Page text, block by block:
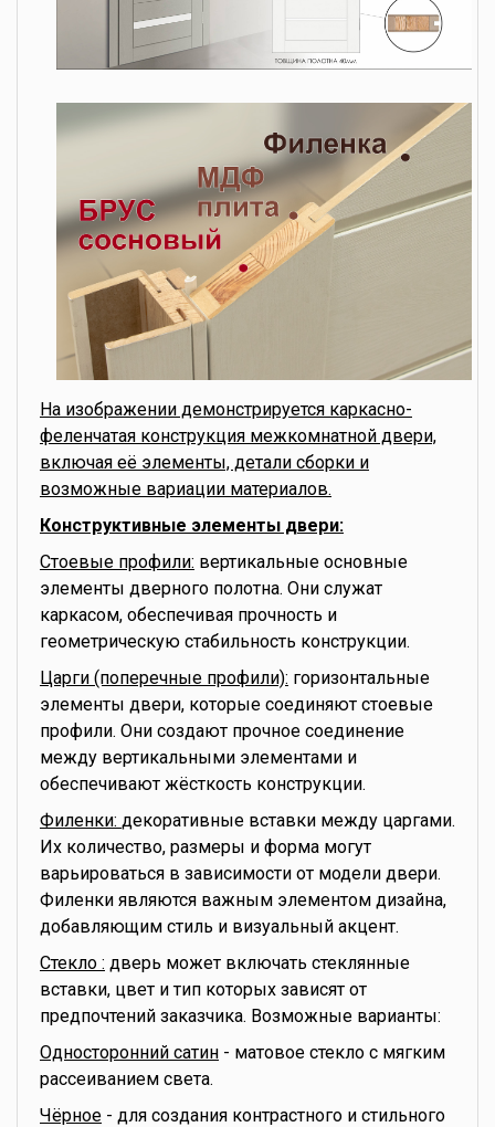
На изображении демонстрируется каркасно-
феленчатая конструкция межкомнатной двери,
включая её элементы, детали сборки и
возможные вариации материалов.
Конструктивные элементы двери:
Стоевые профили: вертикальные основные
элементы дверного полотна. Они служат
каркасом, обеспечивая прочность и
геометрическую стабильность конструкции.
Царги (поперечные профили): горизонтальные
элементы двери, которые соединяют стоевые
профили. Они создают прочное соединение
между вертикальными элементами и
обеспечивают жёсткость конструкции.
Филенки: декоративные вставки между царгами.
Их количество, размеры и форма могут
варьироваться в зависимости от модели двери.
Филенки являются важным элементом дизайна,
добавляющим стиль и визуальный акцент.
Стекло : дверь может включать стеклянные
вставки, цвет и тип которых зависят от
предпочтений заказчика. Возможные варианты:
Односторонний сатин - матовое стекло с мягким
рассеиванием света.
Чёрное - для создания контрастного и стильного